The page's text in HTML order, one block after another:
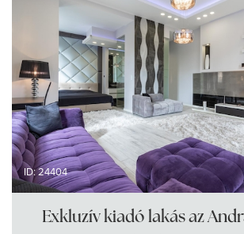
ID: 24404
Exkluzív kiadó lakás az